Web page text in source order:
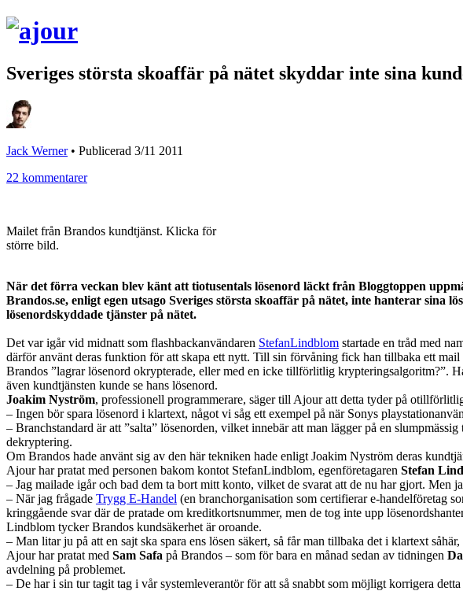
Sveriges största skoaffär på nätet skyddar inte sina
Jack Werner• Publicerad 3/11 2011
22 kommentarer
Mailet från Brandos kundtjänst. Klicka för
större bild.
När det förra veckan blev känt att tiotusentals lösenord läckt från Bloggtoppen
Brandos.se, enligt egen utsago Sveriges största skoaffär på nätet, inte hanterar
lösenordskyddade tjänster på nätet.
Det var igår vid midnatt som flashbackanvändaren StefanLindblom startade en tråd med
därför använt deras funktion för att skapa ett nytt. Till sin förvåning fick han tillbaka ett
Brandos ”lagrar lösenord okrypterade, eller med en icke tillförlitlig krypteringsalgoritm?”.
även kundtjänsten kunde se hans lösenord.
Joakim Nyström, professionell programmerare, säger till Ajour att detta tyder på
– Ingen bör spara lösenord i klartext, något vi såg ett exempel på när Sonys
– Branchstandard är att ”salta” lösenorden, vilket innebär att man lägger på en
dekryptering.
Om Brandos hade använt sig av den här tekniken hade enligt Joakim Nyström deras
Ajour har pratat med personen bakom kontot StefanLindblom, egenföretagaren Stefan
– Jag mailade igår och bad dem ta bort mitt konto, vilket de svarat att de nu har gjort.
– När jag frågade Trygg E-Handel (en branchorganisation som certifierar e-handelföretag
kringgående svar där de pratade om kreditkortsnummer, men de tog inte upp
Lindblom tycker Brandos kundsäkerhet är oroande.
– Man litar ju på att en sajt ska spara ens lösen säkert, så får man tillbaka det i klartext
Ajour har pratat med Sam Safa på Brandos – som för bara en månad sedan av tidningen
avdelning på problemet.
– De har i sin tur tagit tag i vår systemleverantör för att så snabbt som möjligt korrigera